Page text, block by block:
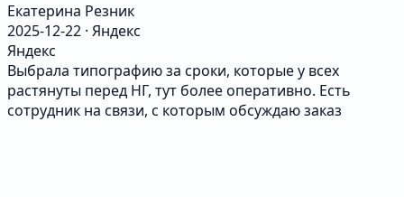
Екатерина Резник
2025-12-22 · Яндекс
Яндекс
Выбрала типографию за сроки, которые у всех
растянуты перед НГ, тут более оперативно. Есть
сотрудник на связи, с которым обсуждаю заказ